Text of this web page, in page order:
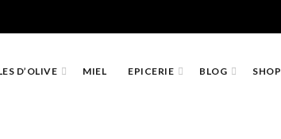
D’OLIVE MIEL EPICERIE BLOG SHOP